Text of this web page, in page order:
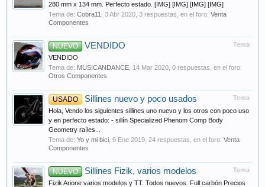
280 mm x 134 mm. Perfecto estado. [IMG] [IMG] [IMG] [IMG]
Tema de: Cobra11 3 Abr 2020 , 3 respuestas, en el foro: Venta
Componentes
Tema
NUEVO VENDIDO
VENDIDO
Tema de: MUSICANDANCE 14 Mar 2020 , 0 respuestas, en el foro:
Otros Componentes
Tema
USADO Sillines nuevo y poco usados
Hola, Vendo los siguientes sillines uno nuevo y los otros con poco uso
y en perfecto estado: - sillín Specialized Phenom Comp Body
Geometry raíles...
Tema de: Yo y mi bici 9 Ene 2019 , 24 respuestas, en el foro: Venta
Componentes
Tema
NUEVO Sillines Fizik, varios modelos
Fizik Arione varios modelos y TT. Todos nuevos. Full carbón Precios